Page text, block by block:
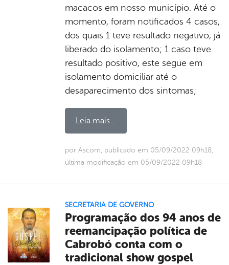
macacos em nosso município. Até o
momento, foram notificados 4 casos,
dos quais 1 teve resultado negativo, já
liberado do isolamento; 1 caso teve
resultado positivo, este segue em
isolamento domiciliar até o
desaparecimento dos sintomas;
Leia mais...
por Ascom, publicado em 05/09/2022 09h18,
última modificação em 05/09/2022 09h18
SECRETARIA DE GOVERNO
Programação dos 94 anos de
reemancipação política de
Cabrobó conta com o
tradicional show gospel